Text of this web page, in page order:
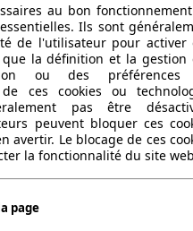
au bon
Ils sont
de l'utilisateur pour activer
la définition et la gestion
ou des préférences
ces cookies ou
pas être
peuvent bloquer ces
avertir. Le blocage de ces
la fonctionnalité du site
page